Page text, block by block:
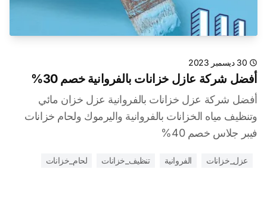
30 ديسمبر 2023
أفضل شركة عازل خزانات بالفروانية خصم 30%
أفضل شركة عزل خزانات بالفروانية عزل خزان مائي
وتنظيف مياه الخزانات بالفروانية واليرموك ولحام خزانات
فيبر جلاس خصم 40%
عزل_خزانات الفروانية تنظيف_خزانات لحام_خزانات